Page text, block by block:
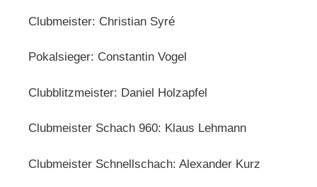
Clubmeister: Christian Syré
Pokalsieger: Constantin Vogel
Clubblitzmeister: Daniel Holzapfel
Clubmeister Schach 960: Klaus Lehmann
Clubmeister Schnellschach: Alexander Kurz